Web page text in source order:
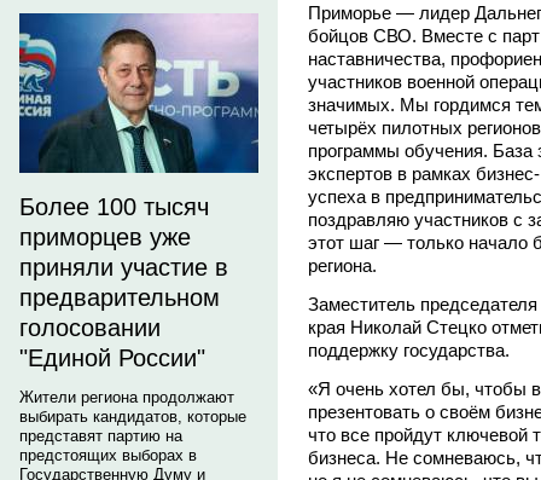
Более 100 тысяч
приморцев уже
приняли участие в
предварительном
голосовании
"Единой России"
Жители региона продолжают
выбирать кандидатов, которые
представят партию на
предстоящих выборах в
Государственную Думу и
Приморье — лидер
бойцов СВО. Вместе с
наставничества,
участников военной
значимых. Мы гордимся
четырёх пилотных
программы обучения. База
экспертов в рамках
успеха в
поздравляю участников с
этот шаг — только начало
региона.
Заместитель
края Николай Стецко
поддержку государства.
«Я очень хотел бы, чтобы
презентовать о своём
что все пройдут ключевой
бизнеса. Не сомневаюсь,